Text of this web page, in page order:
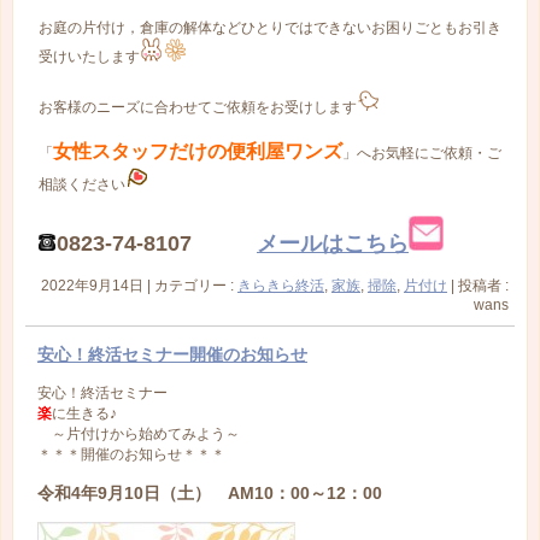
お庭の片付け，倉庫の解体などひとりではできないお困りごともお引き
受けいたします
お客様のニーズに合わせてご依頼をお受けします
「女性スタッフだけの便利屋ワンズ 」へお気軽にご依頼・ご
相談ください
0823-74-8107 メールはこちら
2022年9月14日 | カテゴリー : きらきら終活 家族 掃除 片付け | 投稿者 :
wans
安心！終活セミナー開催のお知らせ
安心！終活セミナー
楽に生きる♪
～片付けから始めてみよう～
＊＊＊開催のお知らせ＊＊＊
令和4年9月10日（土） AM10：00～12：00